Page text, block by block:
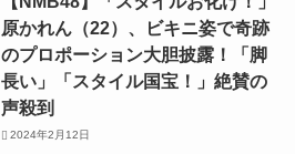
原かれん（22）、ビキニ姿で奇跡
のプロポーション大胆披露！「脚
長い」「スタイル国宝！」絶賛の
声殺到
2024年2月12日